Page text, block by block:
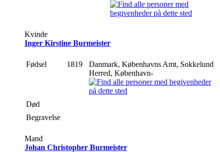
Kvinde
Inger Kirstine Burmeister
Fødsel 1819
Danmark, Københavns Amt, Sokkelund
Herred, København-
Død
Begravelse
Mand
Johan Christopher Burmeister